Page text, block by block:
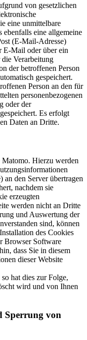
von gesetzlichen
eine unmittelbare
eine allgemeine
(E-Mail-Adresse)
E-Mail oder über ein
Verarbeitung
der betroffenen Person
gespeichert.
Person an den für
personenbezogenen
oder der
Es erfolgt
Daten an Dritte.
Matomo. Hierzu werden
den Server übertragen
nachdem sie
erzeugten
werden nicht an Dritte
und Auswertung der
sind, können
des Cookies
Browser Software
dass Sie in diesem
dieser Website
hat dies zur Folge,
wird und von Ihnen
Sperrung von